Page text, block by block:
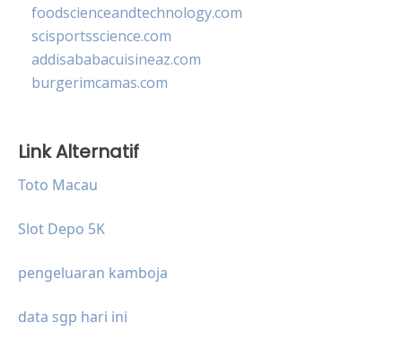
foodscienceandtechnology.com
scisportsscience.com
addisababacuisineaz.com
burgerimcamas.com
Link Alternatif
Toto Macau
Slot Depo 5K
pengeluaran kamboja
data sgp hari ini